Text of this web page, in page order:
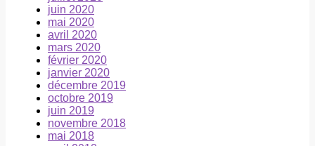
juin 2020
mai 2020
avril 2020
mars 2020
février 2020
janvier 2020
décembre 2019
octobre 2019
juin 2019
novembre 2018
mai 2018